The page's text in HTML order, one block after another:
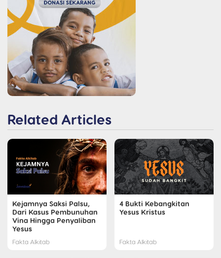
Related Articles
Kejamnya Saksi Palsu,
Dari Kasus Pembunuhan
Vina Hingga Penyaliban
Yesus
Fakta Alkitab
4 Bukti Kebangkitan
Yesus Kristus
Fakta Alkitab